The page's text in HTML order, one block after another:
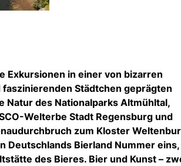
Exkursionen in einer von bizarren
Städtchen geprägten
Natur des Nationalparks Altmühltal,
Welterbe Stadt Regensburg und
zum Kloster
Deutschlands Bierland Nummer eins,
des Bieres. Bier und Kunst –